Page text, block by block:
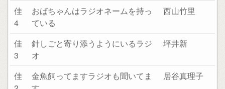
佳
4
おばちゃんはラジオネームを持っ
ている
西山竹里
佳
3
針しごと寄り添うようにいるラジ
オ
坪井新
佳
金魚飼ってますラジオも聞いてま
居谷真理子